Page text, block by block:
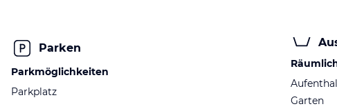
Parken
Parkmöglichkeiten
Parkplatz
Garten